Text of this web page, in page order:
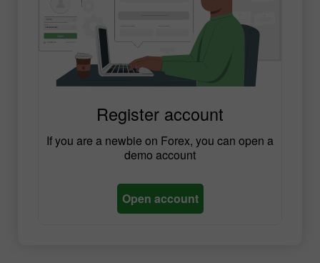
Register account
If you are a newbie on Forex, you can open a
demo account
Open account